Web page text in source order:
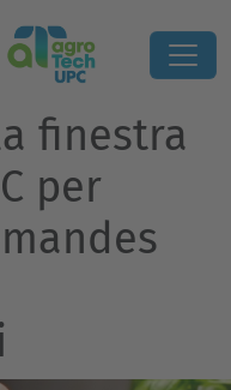
finestra
per